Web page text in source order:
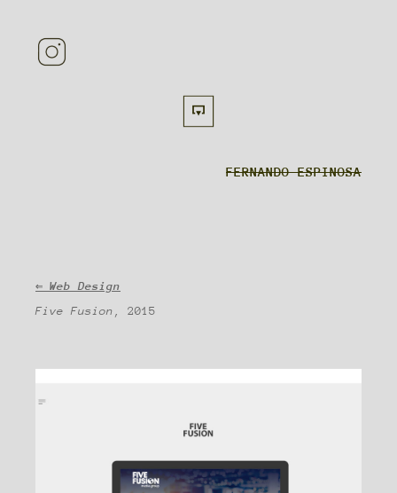
FERNANDO ESPINOSA
⇐ Web Design
Five Fusion , 2015